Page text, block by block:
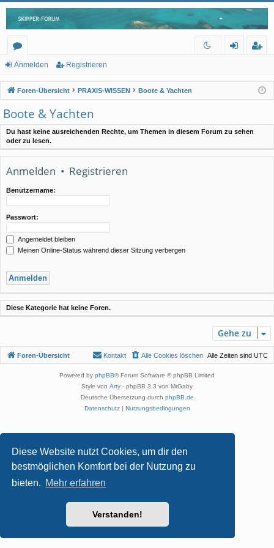
Diese Website nutzt Cookies, um dir den
bestmöglichen Komfort bei der Nutzung zu
bieten. Mehr erfahren
Verstanden!
or
en
m
el
ist
rie
Anmelden Registrieren
Foren-Übersicht PRAXIS-WISSEN Boote & Yachten
Boote & Yachten
Du hast keine ausreichenden Rechte, um Themen in diesem Forum zu sehen
oder zu lesen.
Anmelden • Registrieren
Benutzername:
Passwort:
Angemeldet bleiben
Meinen Online-Status während dieser Sitzung verbergen
Diese Kategorie hat keine Foren.
Gehe zu
Foren-Übersicht Alle Zeiten sind UTC
Alle Cookies löschen
Kontakt
Powered by phpBB® Forum Software © phpBB Limited
Style von Arty - phpBB 3.3 von MrGaby
Deutsche Übersetzung durch phpBB.de
Datenschutz| Nutzungsbedingungen